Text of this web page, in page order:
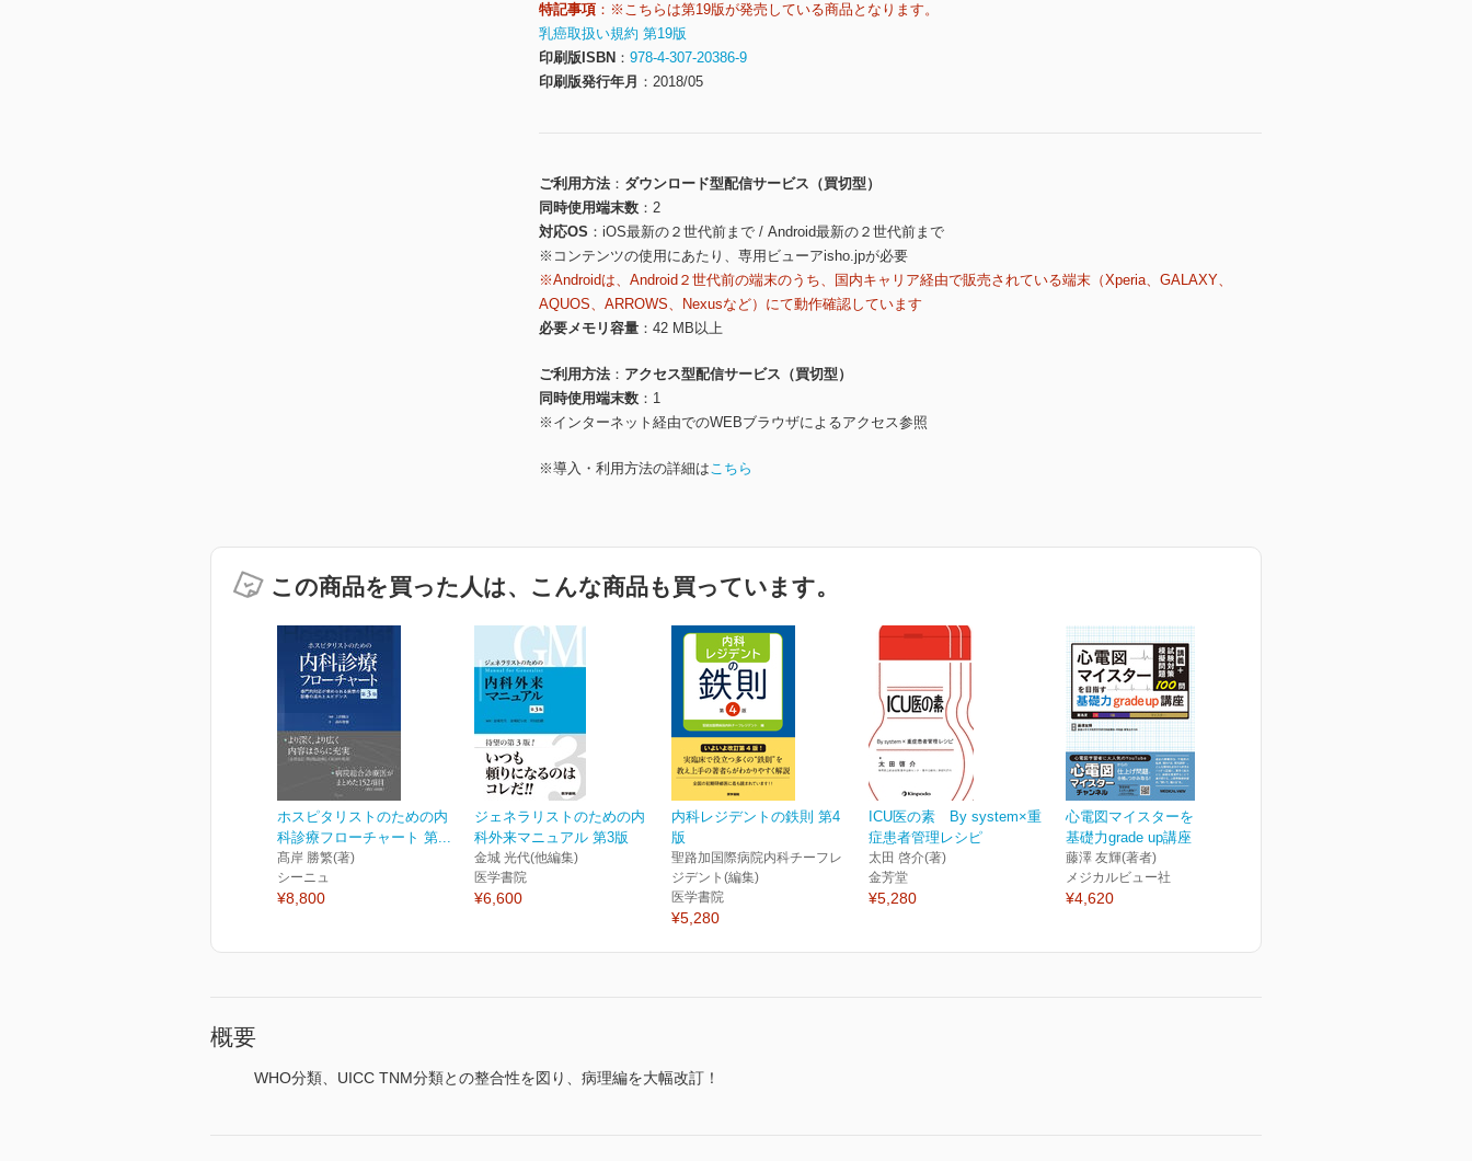
特記事項
※こちらは第19版が発売している商品となります。
乳癌取扱い規約 第19版
印刷版ISBN
978-4-307-20386-9
印刷版発行年月
2018/05
ご利用方法
ダウンロード型配信サービス（買切型）
同時使用端末数
2
対応OS
iOS最新の２世代前まで / Android最新の２世代前まで
※コンテンツの使用にあたり、専用ビューアisho.jpが必要
※Androidは、Android２世代前の端末のうち、国内キャリア経由で販売されている端末（Xperia、GALAXY、
AQUOS、ARROWS、Nexusなど）にて動作確認しています
必要メモリ容量
42 MB以上
ご利用方法
アクセス型配信サービス（買切型）
同時使用端末数
1
※インターネット経由でのWEBブラウザによるアクセス参照
※導入・利用方法の詳細はこちら
この商品を買った人は、こんな商品も買っています。
ホスピタリストのための内
科診療フローチャート 第...
髙岸 勝繁(著)
シーニュ
¥8,800
ジェネラリストのための内
科外来マニュアル 第3版
金城 光代(他編集)
医学書院
¥6,600
内科レジデントの鉄則 第4
版
聖路加国際病院内科チーフレ
ジデント(編集)
医学書院
¥5,280
ICU医の素 By system×重
症患者管理レシピ
太田 啓介(著)
金芳堂
¥5,280
心電図マイスターを目指す
基礎力grade up講座
藤澤 友輝(著者)
メジカルビュー社
¥4,620
概要
WHO分類、UICC TNM分類との整合性を図り、病理編を大幅改訂！